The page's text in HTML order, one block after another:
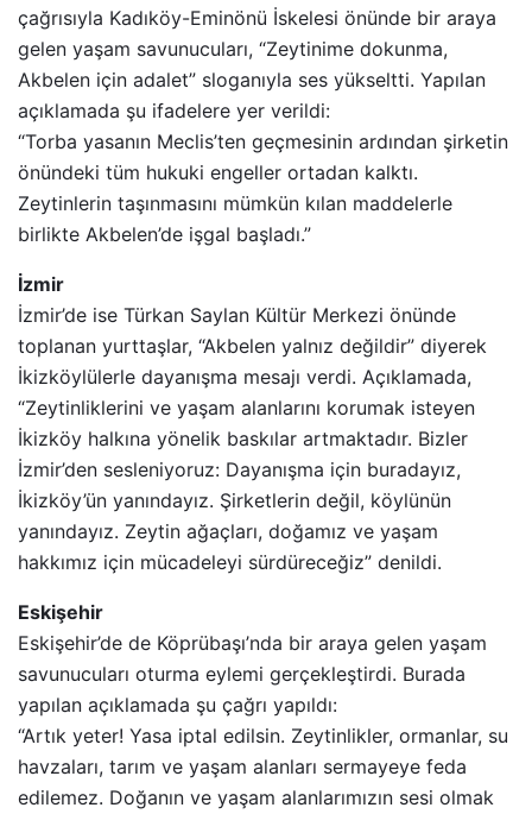
çağrısıyla Kadıköy-Eminönü İskelesi önünde bir araya
gelen yaşam savunucuları, “Zeytinime dokunma,
Akbelen için adalet” sloganıyla ses yükseltti. Yapılan
açıklamada şu ifadelere yer verildi:
“Torba yasanın Meclis’ten geçmesinin ardından şirketin
önündeki tüm hukuki engeller ortadan kalktı.
Zeytinlerin taşınmasını mümkün kılan maddelerle
birlikte Akbelen’de işgal başladı.”
İzmir
İzmir’de ise Türkan Saylan Kültür Merkezi önünde
toplanan yurttaşlar, “Akbelen yalnız değildir” diyerek
İkizköylülerle dayanışma mesajı verdi. Açıklamada,
“Zeytinliklerini ve yaşam alanlarını korumak isteyen
İkizköy halkına yönelik baskılar artmaktadır. Bizler
İzmir’den sesleniyoruz: Dayanışma için buradayız,
İkizköy’ün yanındayız. Şirketlerin değil, köylünün
yanındayız. Zeytin ağaçları, doğamız ve yaşam
hakkımız için mücadeleyi sürdüreceğiz” denildi.
Eskişehir
Eskişehir’de de Köprübaşı’nda bir araya gelen yaşam
savunucuları oturma eylemi gerçekleştirdi. Burada
yapılan açıklamada şu çağrı yapıldı:
“Artık yeter! Yasa iptal edilsin. Zeytinlikler, ormanlar, su
havzaları, tarım ve yaşam alanları sermayeye feda
edilemez. Doğanın ve yaşam alanlarımızın sesi olmak